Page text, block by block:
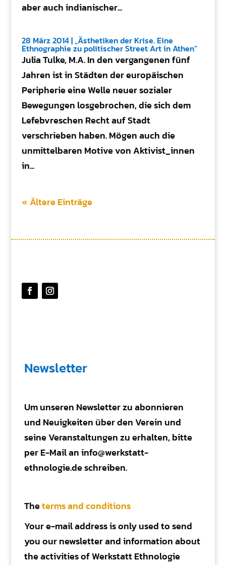
aber auch indianischer...
28 März 2014 | „Ästhetiken der Krise. Eine
Ethnographie zu politischer Street Art in Athen“
Julia Tulke, M.A. In den vergangenen fünf
Jahren ist in Städten der europäischen
Peripherie eine Welle neuer sozialer
Bewegungen losgebrochen, die sich dem
Lefebvreschen Recht auf Stadt
verschrieben haben. Mögen auch die
unmittelbaren Motive von Aktivist_innen
in...
« Ältere Einträge
Newsletter
Um unseren Newsletter zu abonnieren
und Neuigkeiten über den Verein und
seine Veranstaltungen zu erhalten, bitte
per E-Mail an info@werkstatt-
ethnologie.de schreiben.
Theterms and conditions
Your e-mail address is only used to send
you our newsletter and information about
the activities of Werkstatt Ethnologie